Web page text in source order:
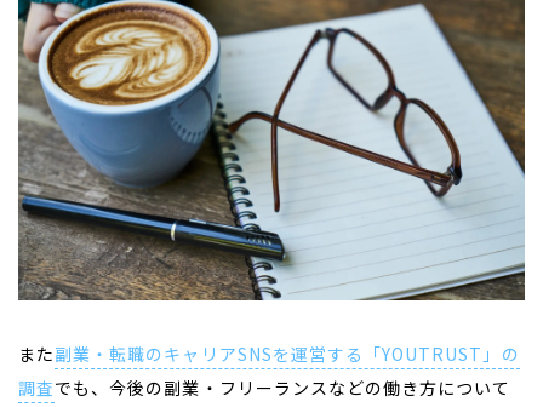
また副業・転職のキャリアSNSを運営する「YOUTRUST」の
調査でも、今後の副業・フリーランスなどの働き方について